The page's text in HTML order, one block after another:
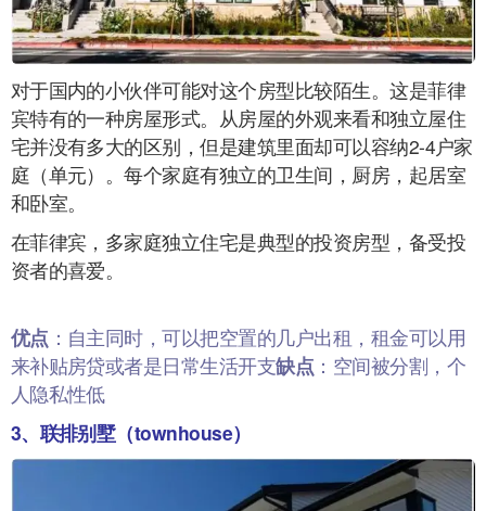
对于国内的小伙伴可能对这个房型比较陌生。这是菲律
宾特有的一种房屋形式。从房屋的外观来看和独立屋住
宅并没有多大的区别，但是建筑里面却可以容纳2-4户家
庭（单元）。每个家庭有独立的卫生间，厨房，起居室
和卧室。
在菲律宾，多家庭独立住宅是典型的投资房型，备受投
资者的喜爱。
优点 ：自主同时，可以把空置的几户出租，租金可以用
来补贴房贷或者是日常生活开支缺点 ：空间被分割，个
人隐私性低
3、联排别墅（townhouse）